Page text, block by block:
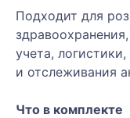
Подходит для
учета,
и отслеживания
Что в комплекте